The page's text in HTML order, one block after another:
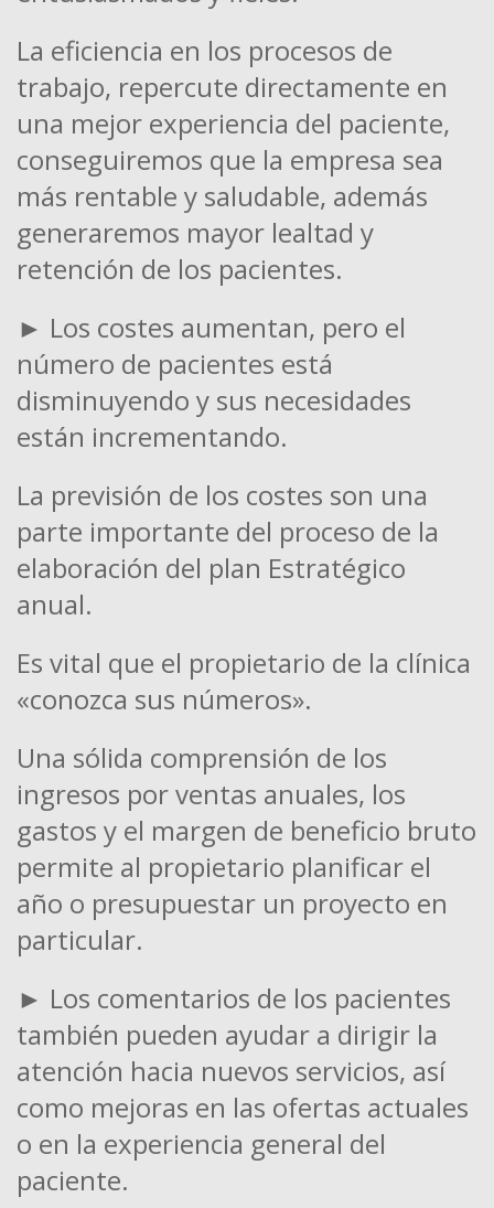
La eficiencia en los procesos de
trabajo, repercute directamente en
una mejor experiencia del paciente,
conseguiremos que la empresa sea
más rentable y saludable, además
generaremos mayor lealtad y
retención de los pacientes.
► Los costes aumentan, pero el
número de pacientes está
disminuyendo y sus necesidades
están incrementando.
La previsión de los costes son una
parte importante del proceso de la
elaboración del plan Estratégico
anual.
Es vital que el propietario de la clínica
«conozca sus números».
Una sólida comprensión de los
ingresos por ventas anuales, los
gastos y el margen de beneficio bruto
permite al propietario planificar el
año o presupuestar un proyecto en
particular.
► Los comentarios de los pacientes
también pueden ayudar a dirigir la
atención hacia nuevos servicios, así
como mejoras en las ofertas actuales
o en la experiencia general del
paciente.